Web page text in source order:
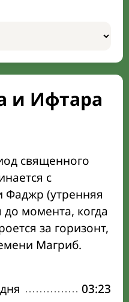
и Ифтара
священного
с
Фаджр (утренняя
момента, когда
за горизонт,
Магриб.
03:23